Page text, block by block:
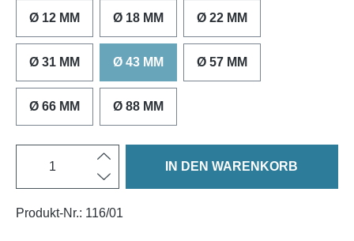
Ø 12 MM Ø 18 MM Ø 22 MM
Ø 31 MM Ø 43 MM Ø 57 MM
Ø 66 MM Ø 88 MM
IN DEN WARENKORB
Produkt-Nr.: 116/01